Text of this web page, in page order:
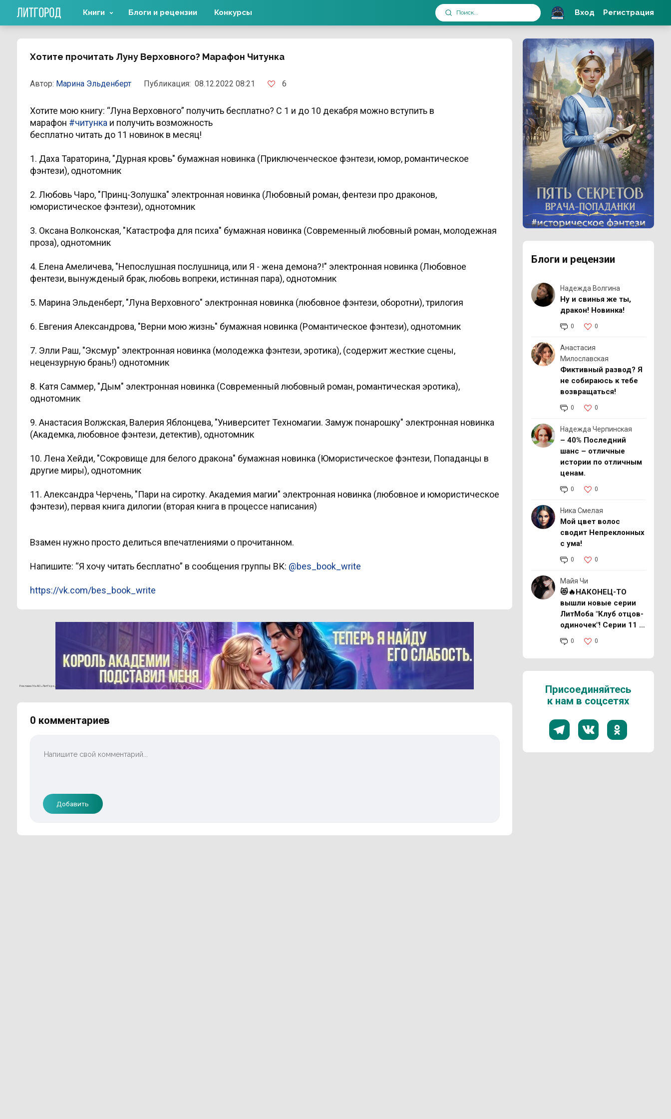
Хотите прочитать Луну Верховного? Марафон Читунка
Автор: Марина Эльденберт Публикация: 08.12.2022 08:21 6
Хотите мою книгу: “Луна Верховного” получить бесплатно? С 1 и до 10 декабря можно вступить в
марафон #читунка и получить возможность
бесплатно читать до 11 новинок в месяц!
1. Даха Тараторина, "Дурная кровь" бумажная новинка (Приключенческое фэнтези, юмор, романтическое
фэнтези), однотомник
2. Любовь Чаро, "Принц-Золушка" электронная новинка (Любовный роман, фентези про драконов,
юмористическое фэнтези), однотомник
3. Оксана Волконская, "Катастрофа для психа" бумажная новинка (Современный любовный роман, молодежная
проза), однотомник
4. Елена Амеличева, "Непослушная послушница, или Я - жена демона?!" электронная новинка (Любовное
фентези, вынужденый брак, любовь вопреки, истинная пара), однотомник
5. Марина Эльденберт, "Луна Верховного" электронная новинка (любовное фэнтези, оборотни), трилогия
6. Евгения Александрова, "Верни мою жизнь" бумажная новинка (Романтическое фэнтези), однотомник
7. Элли Раш, "Эксмур" электронная новинка (молодежка фэнтези, эротика), (содержит жесткие сцены,
нецензурную брань!) однотомник
8. Катя Саммер, "Дым" электронная новинка (Современный любовный роман, романтическая эротика),
однотомник
9. Анастасия Волжская, Валерия Яблонцева, "Университет Техномагии. Замуж понарошку" электронная новинка
(Академка, любовное фэнтези, детектив), однотомник
10. Лена Хейди, "Сокровище для белого дракона" бумажная новинка (Юмористическое фэнтези, Попаданцы в
другие миры), однотомник
11. Александра Черчень, "Пари на сиротку. Академия магии" электронная новинка (любовное и юмористическое
фэнтези), первая книга дилогии (вторая книга в процессе написания)
Взамен нужно просто делиться впечатлениями о прочитанном.
Напишите: “Я хочу читать бесплатно” в сообщения группы ВК: @bes_book_write
https://vk.com/bes_book_write
Реклама 16+ АО «ЛитГород»
0 комментариев
Добавить
Блоги и рецензии
Надежда Волгина
Ну и свинья же ты,
дракон! Новинка!
0 0
Анастасия
Милославская
Фиктивный развод? Я
не собираюсь к тебе
возвращаться!
0 0
Надежда Черпинская
– 40% Последний
шанс – отличные
истории по отличным
ценам.
0 0
Ника Смелая
Мой цвет волос
сводит Непреклонных
с ума!
0 0
Майя Чи
😻🔥НАКОНЕЦ-ТО
вышли новые серии
ЛитМоба "Клуб отцов-
одиночек"! Серии 11 и
12
0 0
Присоединяйтесь
к нам в соцсетях
Реклама 16+ АО «ЛитГород»
Книги Блоги и рецензии Конкурсы Вход Регистрация